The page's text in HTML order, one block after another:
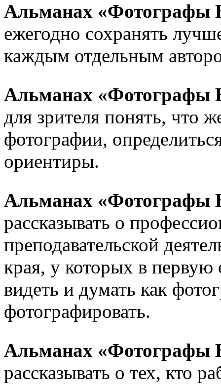
Альманах «Фотографы
ежегодно сохранять
каждым отдельным
Альманах «Фотографы
для зрителя понять, что
фотографии,
ориентиры.
Альманах «Фотографы
рассказывать о
преподавательской
края, у которых в первую
видеть и думать как
фотографировать.
Альманах «Фотографы
рассказывать о тех, кто